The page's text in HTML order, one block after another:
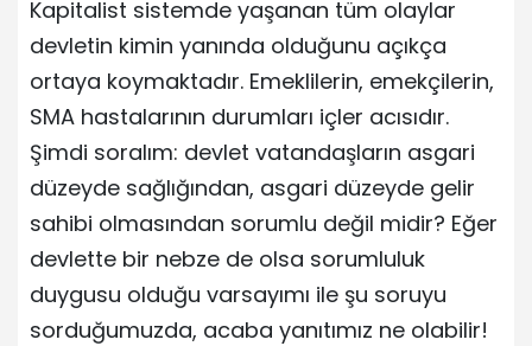
Kapitalist sistemde yaşanan tüm olaylar
devletin kimin yanında olduğunu açıkça
ortaya koymaktadır. Emeklilerin, emekçilerin,
SMA hastalarının durumları içler acısıdır.
Şimdi soralım: devlet vatandaşların asgari
düzeyde sağlığından, asgari düzeyde gelir
sahibi olmasından sorumlu değil midir? Eğer
devlette bir nebze de olsa sorumluluk
duygusu olduğu varsayımı ile şu soruyu
sorduğumuzda, acaba yanıtımız ne olabilir!